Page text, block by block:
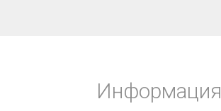
Информация